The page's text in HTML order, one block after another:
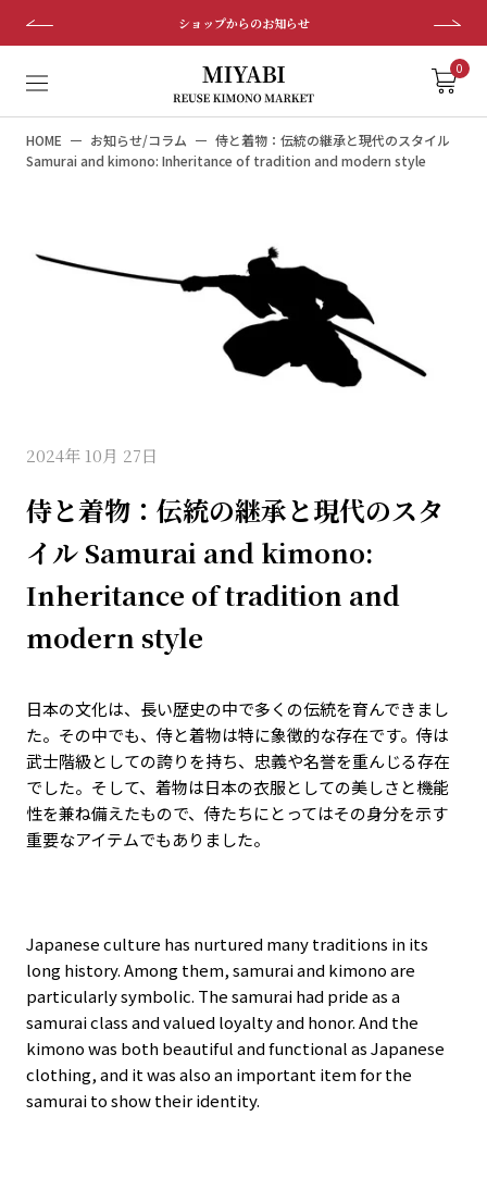
し
ショップからのお知らせ
0
HOME お知らせ/コラム
侍と着物：伝統の継承と現代のスタイル
Samurai and kimono: Inheritance of tradition and modern style
2024年 10月 27日
侍と着物：伝統の継承と現代のスタ
イル Samurai and kimono:
Inheritance of tradition and
modern style
日本の文化は、長い歴史の中で多くの伝統を育んできまし
た。その中でも、侍と着物は特に象徴的な存在です。侍は
武士階級としての誇りを持ち、忠義や名誉を重んじる存在
でした。そして、着物は日本の衣服としての美しさと機能
性を兼ね備えたもので、侍たちにとってはその身分を示す
重要なアイテムでもありました。
Japanese culture has nurtured many traditions in its
long history. Among them, samurai and kimono are
particularly symbolic. The samurai had pride as a
samurai class and valued loyalty and honor. And the
kimono was both beautiful and functional as Japanese
clothing, and it was also an important item for the
samurai to show their identity.